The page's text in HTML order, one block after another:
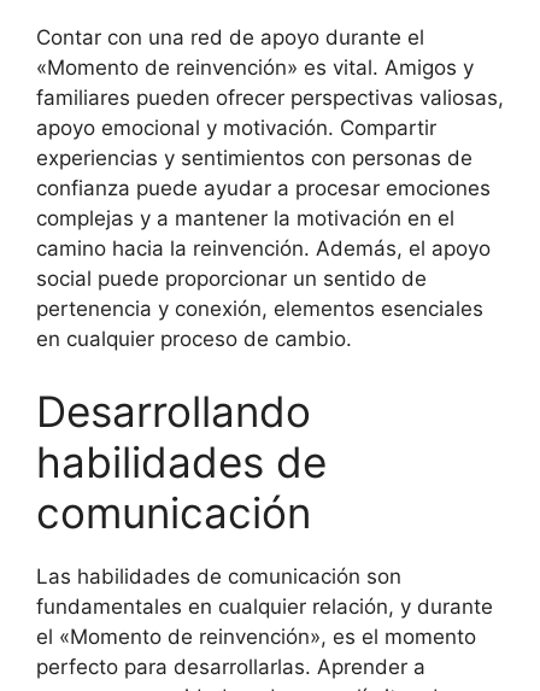
Contar con una red de apoyo durante el
«Momento de reinvención» es vital. Amigos y
familiares pueden ofrecer perspectivas valiosas,
apoyo emocional y motivación. Compartir
experiencias y sentimientos con personas de
confianza puede ayudar a procesar emociones
complejas y a mantener la motivación en el
camino hacia la reinvención. Además, el apoyo
social puede proporcionar un sentido de
pertenencia y conexión, elementos esenciales
en cualquier proceso de cambio.
Desarrollando
habilidades de
comunicación
Las habilidades de comunicación son
fundamentales en cualquier relación, y durante
el «Momento de reinvención», es el momento
perfecto para desarrollarlas. Aprender a